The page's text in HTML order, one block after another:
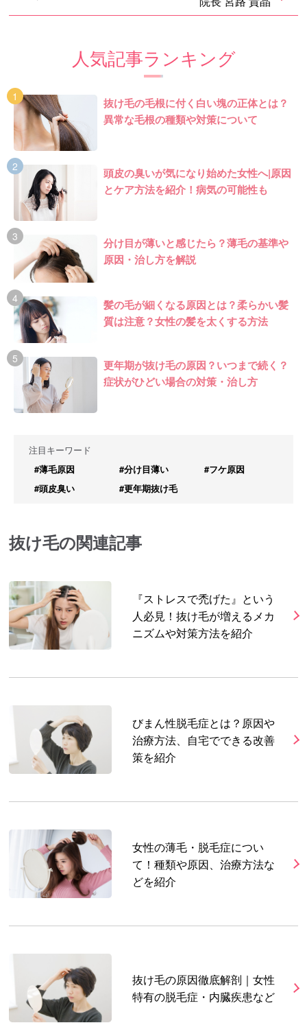
人気記事ランキング
抜け毛の毛根に付く白い塊の正体とは？
異常な毛根の種類や対策について
頭皮の臭いが気になり始めた女性へ|原因
とケア方法を紹介！病気の可能性も
分け目が薄いと感じたら？薄毛の基準や
原因・治し方を解説
髪の毛が細くなる原因とは？柔らかい髪
質は注意？女性の髪を太くする方法
更年期が抜け毛の原因？いつまで続く？
症状がひどい場合の対策・治し方
注目キーワード
#薄毛原因
#分け目薄い
#フケ原因
#頭皮臭い
#更年期抜け毛
抜け毛の関連記事
『ストレスで禿げた』という
人必見！抜け毛が増えるメカ
ニズムや対策方法を紹介
びまん性脱毛症とは？原因や
治療方法、自宅でできる改善
策を紹介
女性の薄毛・脱毛症につい
て！種類や原因、治療方法な
どを紹介
抜け毛の原因徹底解剖｜女性
特有の脱毛症・内臓疾患など